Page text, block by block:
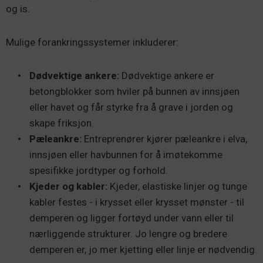
og is.
Mulige forankringssystemer inkluderer:
Dødvektige ankere: Dødvektige ankere er
betongblokker som hviler på bunnen av innsjøen
eller havet og får styrke fra å grave i jorden og
skape friksjon.
Pæleankre: Entreprenører kjører pæleankre i elva,
innsjøen eller havbunnen for å imøtekomme
spesifikke jordtyper og forhold.
Kjeder og kabler: Kjeder, elastiske linjer og tunge
kabler festes - i krysset eller krysset mønster - til
demperen og ligger fortøyd under vann eller til
nærliggende strukturer. Jo lengre og bredere
demperen er, jo mer kjetting eller linje er nødvendig.